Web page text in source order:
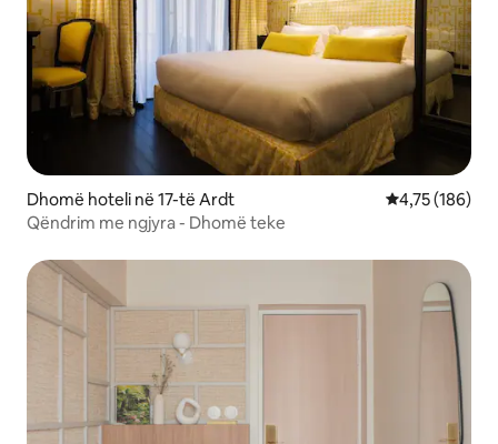
Dhomë hoteli në 17-të Ardt Vlerësimi
4,75 (186)
Qëndrim me ngjyra - Dhomë teke